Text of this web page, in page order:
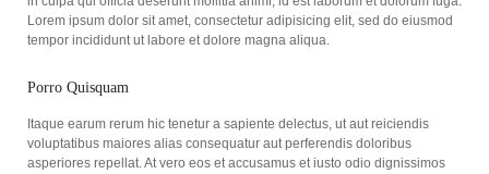
Lorem ipsum dolor sit amet, consectetur adipisicing elit, sed do eiusmod
tempor incididunt ut labore et dolore magna aliqua.
Porro Quisquam
Itaque earum rerum hic tenetur a sapiente delectus, ut aut reiciendis
voluptatibus maiores alias consequatur aut perferendis doloribus
asperiores repellat. At vero eos et accusamus et iusto odio dignissimos